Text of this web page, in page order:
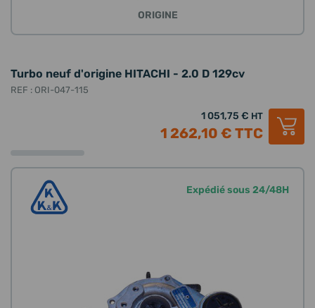
ORIGINE
Turbo neuf d'origine HITACHI - 2.0 D 129cv
REF : ORI-047-115
1 051,75 € HT
1 262,10 € TTC
Expédié sous 24/48H